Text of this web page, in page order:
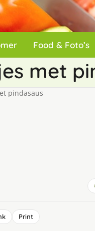
Food & Foto’s
met
pindasaus
Print